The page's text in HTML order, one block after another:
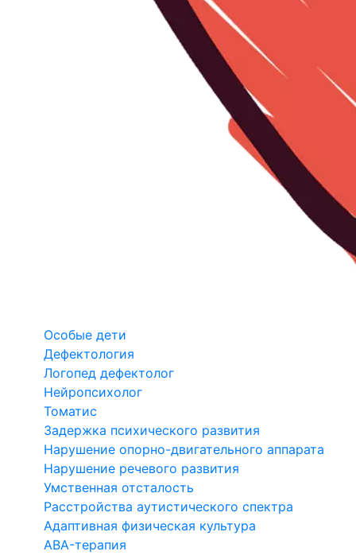
Особые дети
Дефектология
Логопед дефектолог
Нейропсихолог
Томатис
Задержка психического развития
Нарушение опорно-двигательного аппарата
Нарушение речевого развития
Умственная отсталость
Расстройства аутистического спектра
Адаптивная физическая культура
ABA-терапия